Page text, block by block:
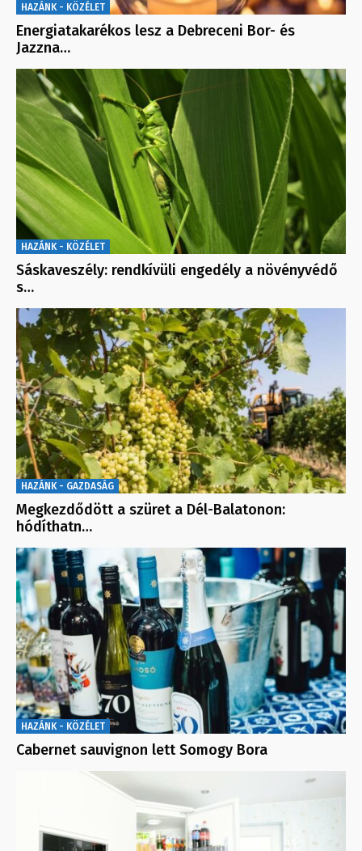
HAZÁNK - KÖZÉLET
Energiatakarékos lesz a Debreceni Bor- és
Jazzna…
HAZÁNK - KÖZÉLET
Sáskaveszély: rendkívüli engedély a növényvédő
s…
HAZÁNK - GAZDASÁG
Megkezdődött a szüret a Dél-Balatonon:
hódíthatn…
HAZÁNK - KÖZÉLET
Cabernet sauvignon lett Somogy Bora